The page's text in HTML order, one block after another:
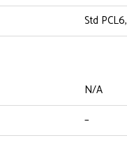
Std
N/A
–